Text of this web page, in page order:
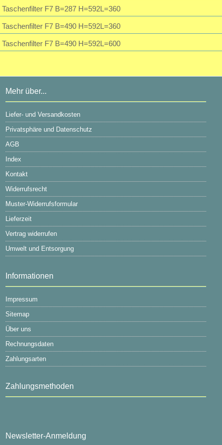
Taschenfilter F7 B=287 H=592L=360
Taschenfilter F7 B=490 H=592L=360
Taschenfilter F7 B=490 H=592L=600
Mehr über...
Liefer- und Versandkosten
Privatsphäre und Datenschutz
AGB
Index
Kontakt
Widerrufsrecht
Muster-Widerrufsformular
Lieferzeit
Vertrag widerrufen
Umwelt und Entsorgung
Informationen
Impressum
Sitemap
Über uns
Rechnungsdaten
Zahlungsarten
Zahlungsmethoden
Newsletter-Anmeldung